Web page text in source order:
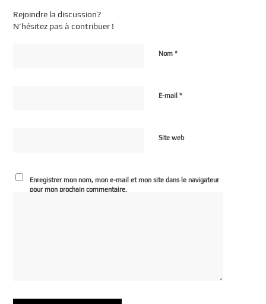
Rejoindre la discussion?
N’hésitez pas à contribuer !
Nom*
E-mail*
Site web
Enregistrer mon nom, mon e-mail et mon site dans le navigateur
pour mon prochain commentaire.